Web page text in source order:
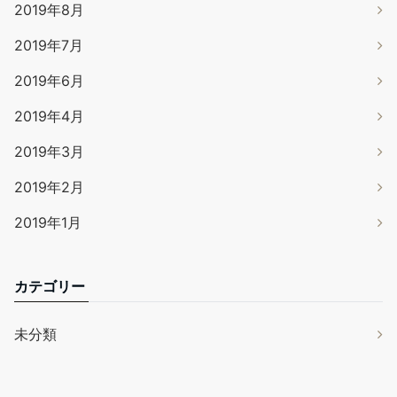
2019年8月
2019年7月
2019年6月
2019年4月
2019年3月
2019年2月
2019年1月
カテゴリー
未分類